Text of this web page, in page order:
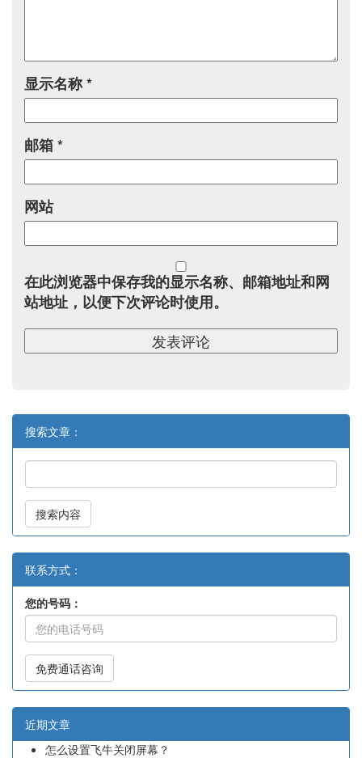
显示名称*
邮箱*
网站
在此浏览器中保存我的显示名称、邮箱地址和网
站地址，以便下次评论时使用。
搜索文章：
搜索内容
联系方式：
您的号码：
免费通话咨询
近期文章
怎么设置飞牛关闭屏幕？